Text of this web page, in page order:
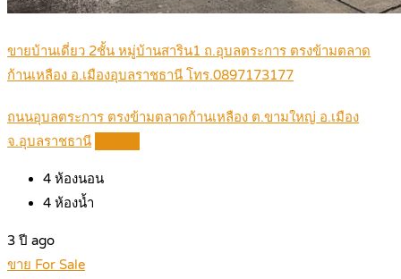
ขายบ้านเดี่ยว 2ชั้น หมู่บ้านสาริน1 ถ.อุบลตระการ ตรงข้ามตลาด
ก้านเหลือง อ.เมืองอุบลราชธานี โทร.0897173177
ถนนอุบลตระการ ตรงข้ามตลาดก้านเหลือง ต.ขามใหญ่ อ.เมือง
จ.อุบลราชธานี
4 ห้องนอน
4 ห้องน้ำ
3 ปี ago
ขาย For Sale